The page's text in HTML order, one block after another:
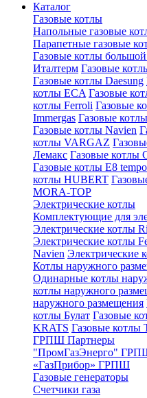
Каталог
Газовые котлы
Напольные газовые
Парапетные газовые
Газовые котлы
Италтерм Газовые
Газовые котлы Daesung
котлы ECA Газовые
котлы Ferroli Газовые
Immergas Газовые
Газовые котлы Navien
котлы VARGAZ
Лемакс Газовые котлы
Газовые котлы E8 tempo
котлы HUBERT
MORA-TOP
Электрические котлы
Комплектующие для
Электрические котлы
Электрические котлы
Navien Электрические
Котлы наружного
Одинарные котлы
котлы наружного
наружного размещения
котлы Булат Газовые
KRATS Газовые
ГРПШ Партнеры
"ПромГазЭнерго"
«ГазПрибор» ГРПШ
Газовые генераторы
Счетчики газа